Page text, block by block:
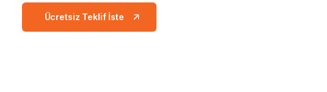
Ücretsiz Teklif İste